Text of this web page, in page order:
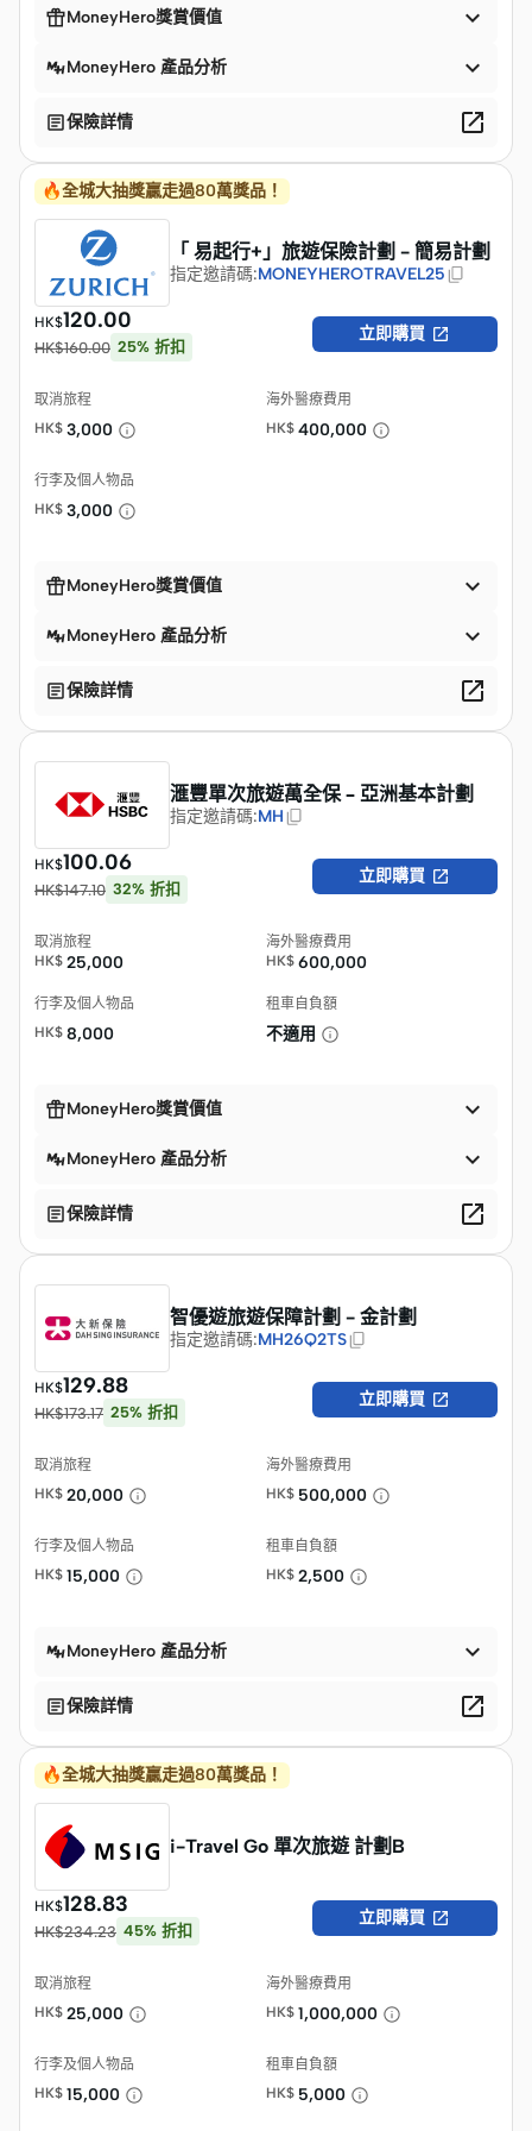
MoneyHero獎賞價值 
MoneyHero 產品分析 
保險詳情 
🔥全城大抽獎贏走過80萬獎品！
「 易起行+」旅遊保險計劃 - 簡易計劃
指定邀請碼:MONEYHEROTRAVEL25
HK$120.00
HK$160.00 25% 折扣
立即購買 
取消旅程
HK$ 3,000
海外醫療費用
HK$ 400,000
行李及個人物品
HK$ 3,000
MoneyHero獎賞價值 
MoneyHero 產品分析 
保險詳情 
滙豐單次旅遊萬全保 – 亞洲基本計劃
指定邀請碼:MH
HK$100.06
HK$147.10 32% 折扣
立即購買 
取消旅程
HK$ 25,000
海外醫療費用
HK$ 600,000
行李及個人物品
HK$ 8,000
租車自負額
不適用
MoneyHero獎賞價值 
MoneyHero 產品分析 
保險詳情 
智優遊旅遊保障計劃 - 金計劃
指定邀請碼:MH26Q2TS
HK$129.88
HK$173.17 25% 折扣
立即購買 
取消旅程
HK$ 20,000
海外醫療費用
HK$ 500,000
行李及個人物品
HK$ 15,000
租車自負額
HK$ 2,500
MoneyHero 產品分析 
保險詳情 
🔥全城大抽獎贏走過80萬獎品！
i-Travel Go 單次旅遊 計劃B
HK$128.83
HK$234.23 45% 折扣
立即購買 
取消旅程
HK$ 25,000
海外醫療費用
HK$ 1,000,000
行李及個人物品
HK$ 15,000
租車自負額
HK$ 5,000